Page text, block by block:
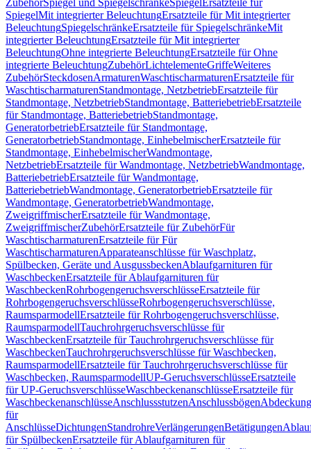
ZubehörSpiegel und SpiegelschränkeSpiegel Ersatzteile für
SpiegelMit integrierter BeleuchtungErsatzteile für Mit integrierter
BeleuchtungSpiegelschränkeErsatzteile für SpiegelschränkeMit
integrierter BeleuchtungErsatzteile für Mit integrierter
BeleuchtungOhne integrierte BeleuchtungErsatzteile für Ohne
integrierte BeleuchtungZubehörLichtelementeGriffeWeiteres
ZubehörSteckdosenArmaturenWaschtischarmaturenErsatzteile für
WaschtischarmaturenStandmontage, NetzbetriebErsatzteile für
Standmontage, NetzbetriebStandmontage, BatteriebetriebErsatzteile
für Standmontage, BatteriebetriebStandmontage,
GeneratorbetriebErsatzteile für Standmontage,
GeneratorbetriebStandmontage, EinhebelmischerErsatzteile für
Standmontage, EinhebelmischerWandmontage,
NetzbetriebErsatzteile für Wandmontage, NetzbetriebWandmontage,
BatteriebetriebErsatzteile für Wandmontage,
BatteriebetriebWandmontage, GeneratorbetriebErsatzteile für
Wandmontage, GeneratorbetriebWandmontage,
ZweigriffmischerErsatzteile für Wandmontage,
ZweigriffmischerZubehörErsatzteile für ZubehörFür
WaschtischarmaturenErsatzteile für Für
WaschtischarmaturenApparateanschlüsse für Waschplatz,
Spülbecken, Geräte und AusgussbeckenAblaufgarnituren für
WaschbeckenErsatzteile für Ablaufgarnituren für
WaschbeckenRohrbogengeruchsverschlüsseErsatzteile für
RohrbogengeruchsverschlüsseRohrbogengeruchsverschlüsse,
RaumsparmodellErsatzteile für Rohrbogengeruchsverschlüsse,
RaumsparmodellTauchrohrgeruchsverschlüsse für
WaschbeckenErsatzteile für Tauchrohrgeruchsverschlüsse für
WaschbeckenTauchrohrgeruchsverschlüsse für Waschbecken,
RaumsparmodellErsatzteile für Tauchrohrgeruchsverschlüsse für
Waschbecken, RaumsparmodellUP-GeruchsverschlüsseErsatzteile
für UP-GeruchsverschlüsseWaschbeckenanschlüsseErsatzteile für
WaschbeckenanschlüsseAnschlussstutzenAnschlussbögen
für
AnschlüsseDichtungenStandrohreVerlängerungenBetätigungen
für SpülbeckenErsatzteile für Ablaufgarnituren für